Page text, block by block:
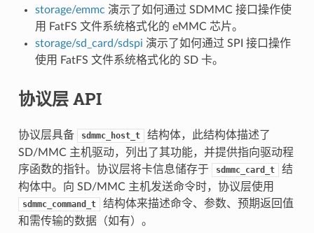
storage/emmc 演示了如何通过 SDMMC 接口操作使
用 FatFS 文件系统格式化的 eMMC 芯片。
storage/sd_card/sdspi 演示了如何通过 SPI 接口操作
使用 FatFS 文件系统格式化的 SD 卡。
协议层 API
协议层具备 sdmmc_host_t
结构体，此结构体描述了
SD/MMC 主机驱动，列出了其功能，并提供指向驱动程
序函数的指针。协议层将卡信息储存于
sdmmc_card_t
结
构体中。向 SD/MMC 主机发送命令时，协议层使用
sdmmc_command_t
结构体来描述命令、参数、预期返回值
和需传输的数据（如有）。